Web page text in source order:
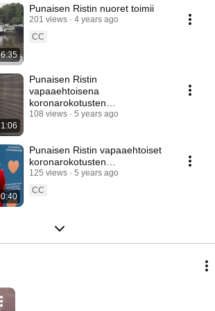
6:35
Punaisen Ristin nuoret toimii
201 views
4 years ago
CC
1:06
Punaisen Ristin
vapaaehtoisena
koronarokotusten
avustamistehtävissä.
108 views 5 years ago
0:40
Punaisen Ristin vapaaehtoiset
koronarokotusten
avustamistehtävissä Turun
Messukeskuksessa
125 views
5 years ago
CC